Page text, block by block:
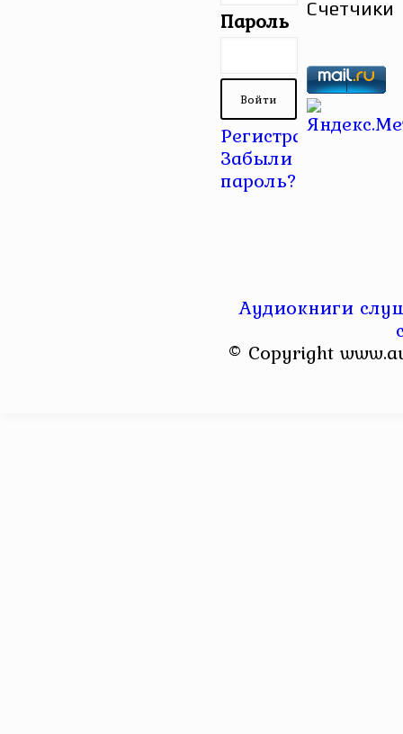
Пароль
Регистрация |
Забыли
пароль?
Счетчики
Аудиокниги
© Copyright